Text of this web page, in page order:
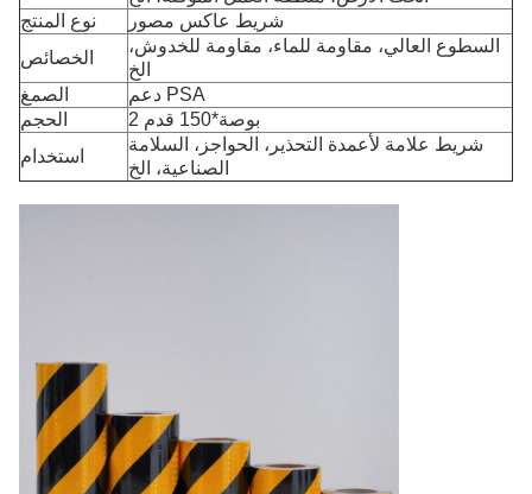
نوع المنتج
شريط عاكس مصور
الخصائص
السطوع العالي، مقاومة للماء، مقاومة للخدوش،
الخ
الصمغ
دعم PSA
الحجم
2 بوصة*150 قدم
استخدام
شريط علامة لأعمدة التحذير، الحواجز، السلامة
الصناعية، الخ